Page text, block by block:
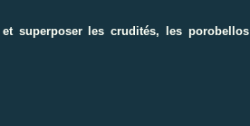
superposer les crudités, les